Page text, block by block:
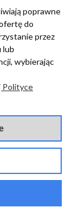
R GRIS
GRESOWE
poprawne
do
przez
lub
wybierając
Polityce